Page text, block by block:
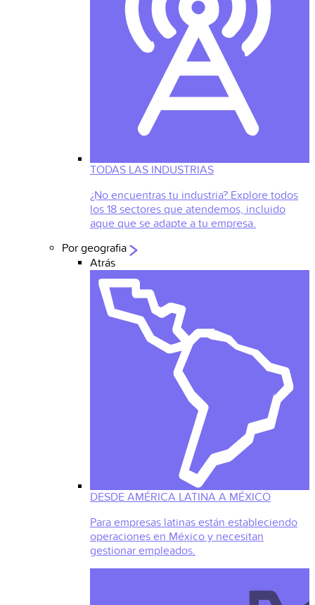
TODAS LAS INDUSTRIAS
¿No encuentras tu industria? Explore todos
los 18 sectores que atendemos, incluido
aque que se adapte a tu empresa.
Por geografia
Atrás
DESDE AMÉRICA LATINA A MÉXICO
Para empresas latinas están estableciendo
operaciones en México y necesitan
gestionar empleados.